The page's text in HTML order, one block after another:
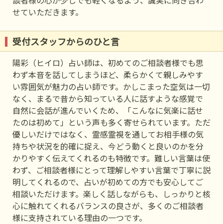
せていただきます。
受付スタッフからのひと言
陽彩（ヒイロ）占い師は、初めてのご相談者様でも思
わず本音を話してしまうほど、柔らかくて親しみやす
い雰囲気が魅力の占い師です。かしこまった空気は一切
なく、まるで昔から知っている人に話すような感覚で
自然に会話が進んでいくため、「こんなに気楽に話せ
たのは初めて」という声も多く寄せられています。ただ
優しいだけではなく、霊感霊視を通してお相手様の気
持ちや状況を的確に捉え、今どう動くと良いのかを分
かりやすく伝えてくれるのも特徴です。難しい言葉は使
わず、ご相談者様にとって理解しやすい言葉で丁寧に説
明してくれるので、占いが初めての方でも安心してご
相談いただけます。楽しく話しながらも、しっかりと核
心に触れてくれるバランスの良さが、多くのご相談者
様に支持されている理由の一つです。